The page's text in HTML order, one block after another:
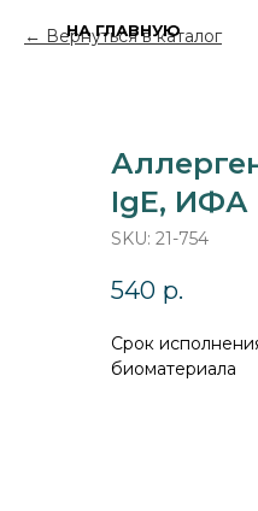
Вернуться в каталог
IgE, ИФА
SKU: 21-754
540 р.
Cрок
биоматериала
НА ГЛАВНУЮ